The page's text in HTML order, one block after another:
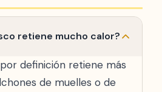
retiene mucho calor?
definición retiene más
de muelles o de